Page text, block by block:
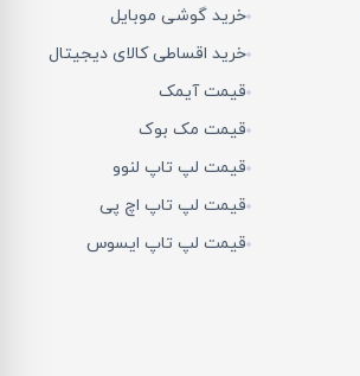
خرید گوشی موبایل
خرید اقساطی کالای دیجیتال
قیمت آیمک
قیمت مک بوک
قیمت لپ تاپ لنوو
قیمت لپ تاپ اچ پی
قیمت لپ تاپ ایسوس